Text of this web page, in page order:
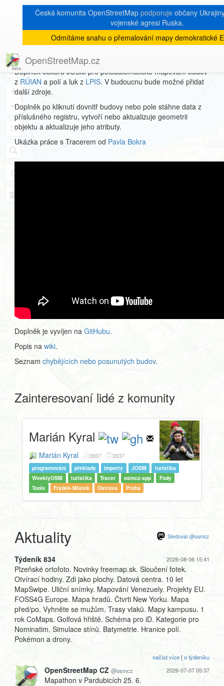
Česká komunita OpenStreetMap podporuje občany
vojenské agresi Ruska.
Odmítáme snahu o přemalování mapy demokratické
OpenStreetMap.cz
8
+
−
Tracer
Doplněk editoru JOSM pro poloautomatické mapování budov
z RÚIAN a polí a luk z LPIS. V budoucnu bude možné přidat
další zdroje.
Doplněk po kliknutí dovnitř budovy nebo pole stáhne data z
příslušného registru, vytvoří nebo aktualizuje geometrii
objektu a aktualizuje jeho atributy.
Ukázka práce s Tracerem od Pavla Bokra
Doplněk je vyvíjen na GitHubu.
Popis na wiki.
Seznam chybějících nebo posunutých budov.
Zainteresovaní lidé z komunity
Marián Kyral
Marián Kyral 2837 2637
programování překlady importy JOSM
turistika
WeeklyOSM
turistika Tracer osmcz-app
Fody
Tools
Frýdek-Místek Ostrava Praha
Aktuality Sledovat @osmcz
2026-08-06 15:41
Týdeník 834
Plzeňské ortofoto. Novinky freemap.sk. Sloučení fotek.
Otvírací hodiny. Zdi jako plochy. Datová centra. 10 let
MapSwipe. Uliční snímky. Mapování Venezuely. Projekty EU.
FOSS4G Europe. Mapa hradů. Čtvrti New Yorku. Mapa
před/po. Vyhněte se mužům. Trasy vlaků. Mapy kampusu. 1
rok CoMaps. Golfová hřiště. Schéma pro iD. Kategorie pro
Nominatim. Simulace stínů. Batymetrie. Hranice polí.
Pokémon a drony.
načíst více | o týdeníku
2026-07-07 05:37
OpenStreetMap CZ @osmcz
Mapathon v Pardubicích 25. 6.